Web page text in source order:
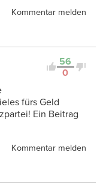
Kommentar melden
56
0
fürs Geld
Ein Beitrag
Kommentar melden